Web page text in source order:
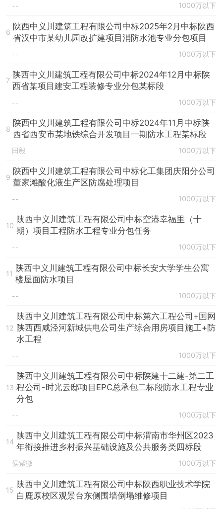
-- 1000万以下
6
陕西中义川建筑工程有限公司中标2025年2月中标陕西
省汉中市某幼儿园改扩建项目消防水池专业分包项目
-- 1000万以下
7
陕西中义川建筑工程有限公司中标2024年12月中标陕
西省某项目建安工程装修专业分包某标段
-- 1000万以下
8
陕西中义川建筑工程有限公司中标2024年11月中标陕
西省西安市某地铁综合开发项目一期防水工程某标段
田毅 1000万以下
9
陕西中义川建筑工程有限公司中标化工集团庆阳分公司
董家滩酸化液生产区防腐处理项目
-- 1000万以下
10
陕西中义川建筑工程有限公司中标空港幸福里（十
期）项目工程防水工程专业分包任务
-- 1000万以下
11
陕西中义川建筑工程有限公司中标长安大学学生公寓
楼屋面防水项目
-- 1000万以下
12
陕西中义川建筑工程有限公司中标第六工程公司+国网
陕西西咸泾河新城供电公司生产综合用房项目施工+防
水工程
-- 1000万以下
13
陕西中义川建筑工程有限公司中标陕建十二建-第二工
程公司-时光云邸项目EPC总承包二标段防水工程专业
分包
-- 1000万以下
14
陕西中义川建筑工程有限公司中标渭南市华州区2023
年衔接推进乡村振兴基础设施及公共服务类四标段
侯紫微 1000万以下
15
陕西中义川建筑工程有限公司中标陕西职业技术学院
白鹿原校区观景台东侧围墙倒塌维修项目